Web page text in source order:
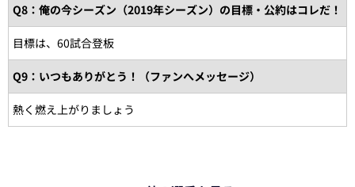
Q8：俺の今シーズン（2019年シーズン）の目標・公約はコレだ！
目標は、60試合登板
Q9：いつもありがとう！（ファンへメッセージ）
熱く燃え上がりましょう